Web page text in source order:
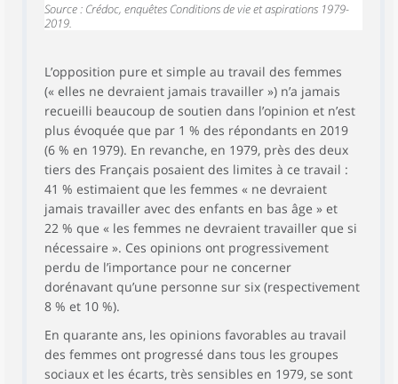
Source : Crédoc, enquêtes Conditions de vie et aspirations 1979-
2019.
L’opposition pure et simple au travail des femmes
(« elles ne devraient jamais travailler ») n’a jamais
recueilli beaucoup de soutien dans l’opinion et n’est
plus évoquée que par 1 % des répondants en 2019
(6 % en 1979). En revanche, en 1979, près des deux
tiers des Français posaient des limites à ce travail :
41 % estimaient que les femmes « ne devraient
jamais travailler avec des enfants en bas âge » et
22 % que « les femmes ne devraient travailler que si
nécessaire ». Ces opinions ont progressivement
perdu de l’importance pour ne concerner
dorénavant qu’une personne sur six (respectivement
8 % et 10 %).
En quarante ans, les opinions favorables au travail
des femmes ont progressé dans tous les groupes
sociaux et les écarts, très sensibles en 1979, se sont